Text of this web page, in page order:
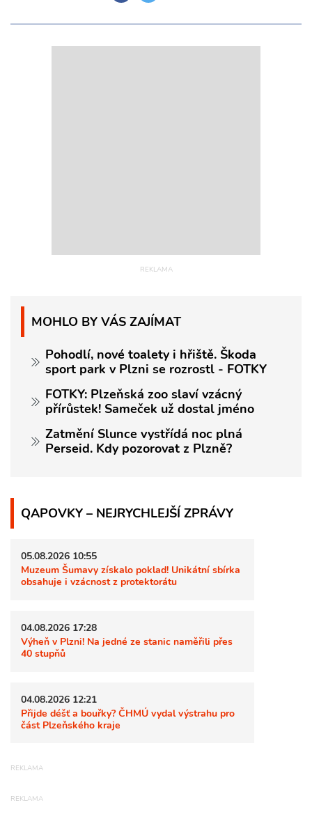
MOHLO BY VÁS ZAJÍMAT
Pohodlí, nové toalety i hřiště. Škoda
sport park v Plzni se rozrostl - FOTKY
FOTKY: Plzeňská zoo slaví vzácný
přírůstek! Sameček už dostal jméno
Zatmění Slunce vystřídá noc plná
Perseid. Kdy pozorovat z Plzně?
QAPOVKY – NEJRYCHLEJŠÍ ZPRÁVY
05.08.2026 10:55
Muzeum Šumavy získalo poklad! Unikátní sbírka
obsahuje i vzácnost z protektorátu
04.08.2026 17:28
Výheň v Plzni! Na jedné ze stanic naměřili přes
40 stupňů
04.08.2026 12:21
Přijde déšť a bouřky? ČHMÚ vydal výstrahu pro
část Plzeňského kraje